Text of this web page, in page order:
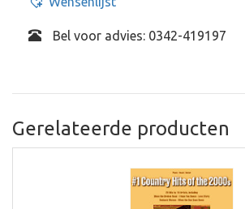
Bel voor advies: 0342-419197
Gerelateerde producten